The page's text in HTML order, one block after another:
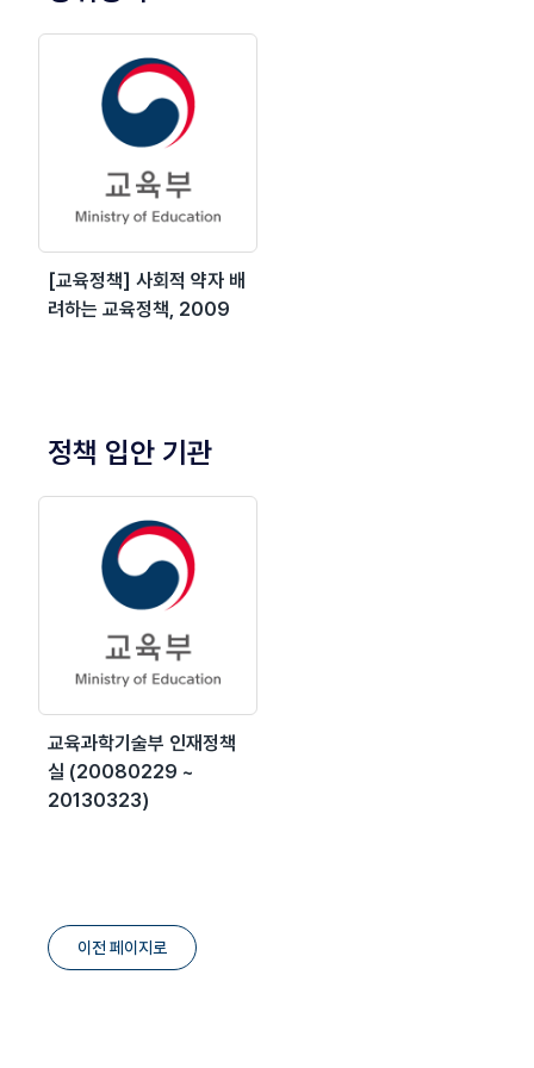
[교육정책] 사회적 약자 배
려하는 교육정책, 2009
정책 입안 기관
교육과학기술부 인재정책
실 (20080229 ~
20130323)
이전 페이지로